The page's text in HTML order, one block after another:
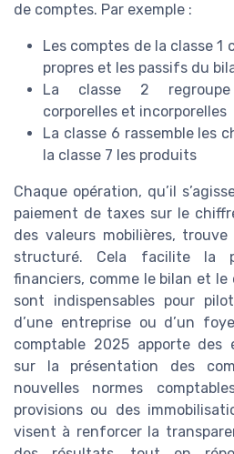
de comptes. Par exemple :
Les comptes de la classe
propres et les passifs du
La classe 2 regroupe
corporelles et incorporelles
La classe 6 rassemble les
la classe 7 les produits
Chaque opération, qu’il
paiement de taxes sur le
des valeurs mobilières,
structuré. Cela facilite la
financiers, comme le bilan et
sont indispensables pour
d’une entreprise ou d’un
comptable 2025 apporte des
sur la présentation des
nouvelles normes
provisions ou des
visent à renforcer la